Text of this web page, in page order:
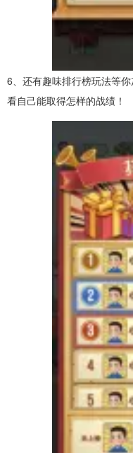
6、还有趣味排行榜玩法等
看自己能取得怎样的战绩！